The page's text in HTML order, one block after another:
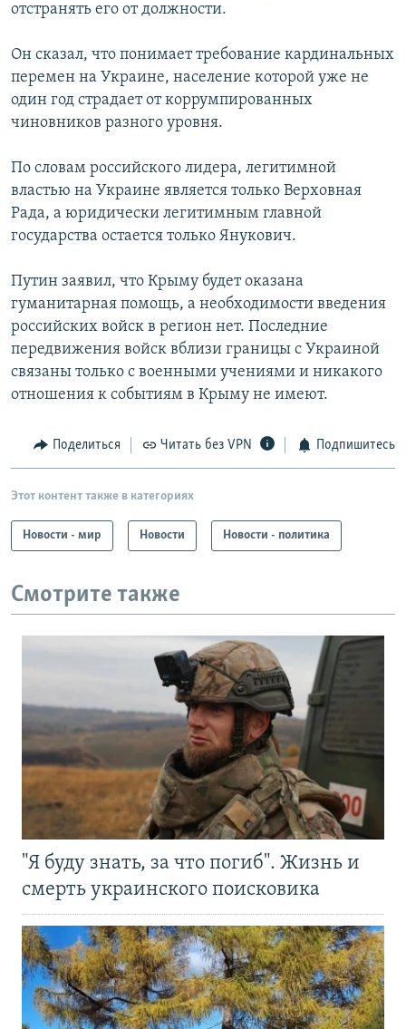
отстранять его от должности.
Он сказал, что понимает требование кардинальных
перемен на Украине, население которой уже не
один год страдает от коррумпированных
чиновников разного уровня.
По словам российского лидера, легитимной
властью на Украине является только Верховная
Рада, а юридически легитимным главной
государства остается только Янукович.
Путин заявил, что Крыму будет оказана
гуманитарная помощь, а необходимости введения
российских войск в регион нет. Последние
передвижения войск вблизи границы с Украиной
связаны только с военными учениями и никакого
отношения к событиям в Крыму не имеют.
Поделиться Читать без VPN Подпишитесь
Этот контент также в категориях
Новости - мир Новости Новости - политика
Смотрите также
"Я буду знать, за что погиб". Жизнь и
смерть украинского поисковика